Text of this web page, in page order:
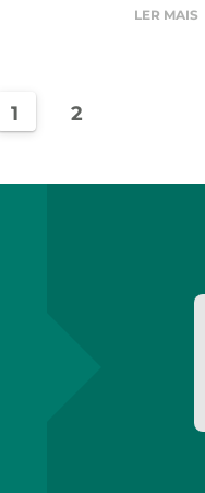
LER MAIS
1 2